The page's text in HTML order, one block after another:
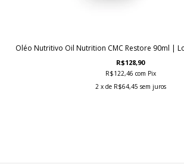
Oléo Nutritivo Oil Nutrition CMC Restore 90ml |
R$128,90
R$122,46 com Pix
2 x de R$64,45 sem juros